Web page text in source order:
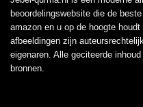
beoordelingswebsite die de
amazon en u op de hoogte
afbeeldingen zijn
eigenaren. Alle geciteerde
bronnen.